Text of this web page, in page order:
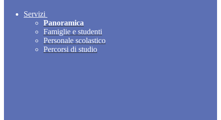
Servizi
Panoramica
Famiglie e studenti
Personale scolastico
Percorsi di studio